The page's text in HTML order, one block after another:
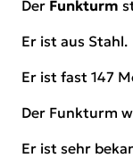
Der Funkturm
Er ist aus Stahl.
Er ist fast 147
Der Funkturm
Er ist sehr